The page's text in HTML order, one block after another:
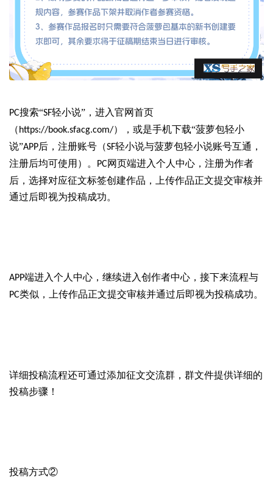
PC搜索“SF轻小说”，进入官网首页
（ https://book.sfacg.com/），或是手机下载“菠萝包轻小
说”APP后，注册账号（SF轻小说与菠萝包轻小说账号互通，
注册后均可使用）。
PC网页端进入个人中心，注册为作者
后，选择对应征文标签创建作品，上传作品正文提交审核并
通过后即视为投稿成功。
APP端进入个人中心，继续进入创作者中心，接下来流程与
PC类似，上传作品正文提交审核并通过后即视为投稿成功。
详细投稿流程还可通过添加征文交流群，群文件提供详细的
投稿步骤！
投稿方式②